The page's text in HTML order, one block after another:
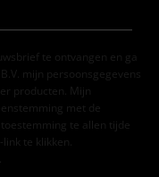
te ontvangen en ga
mijn persoonsgegevens
producten. Mijn
met de
toestemming te allen tijde
te klikken.